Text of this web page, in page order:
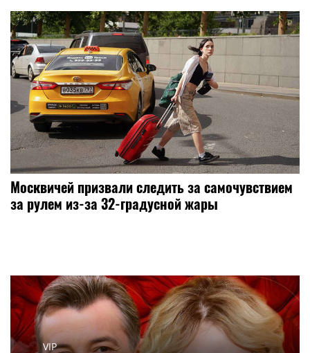
Москвичей призвали следить за самочувствием
за рулем из-за 32-градусной жары
VIP